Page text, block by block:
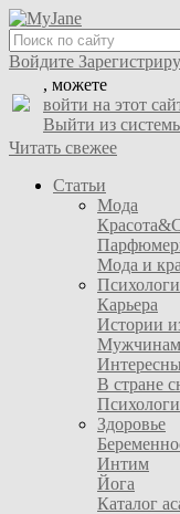
Войдите
, можете
войти на этот
Выйти из
Читать свежее
Статьи
Мода
Мода и
Карьера
Истории
Мужчинам
В стране
Здоровье
Интим
Йога
Каталог